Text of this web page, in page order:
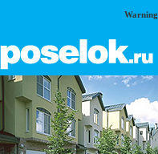
Warning